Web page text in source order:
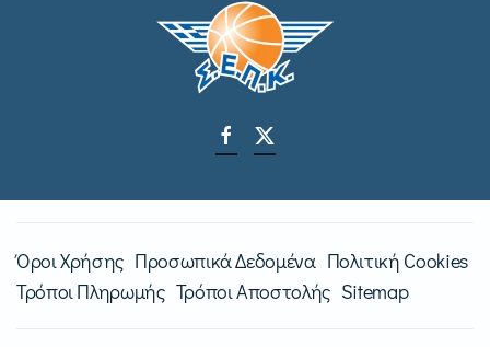
Όροι Χρήσης Προσωπικά Δεδομένα Πολιτική Cookies
Τρόποι Πληρωμής Τρόποι Αποστολής Sitemap